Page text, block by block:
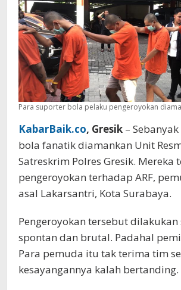
Para suporter bola pelaku pengeroyokan
KabarBaik.co, Gresik –
bola fanatik diamankan Unit
Satreskrim Polres Gresik. Mereka
pengeroyokan terhadap ARF,
asal Lakarsantri, Kota Surabaya.
Pengeroyokan tersebut dilakukan
spontan dan brutal. Padahal
Para pemuda itu tak terima tim
kesayangannya kalah bertanding.